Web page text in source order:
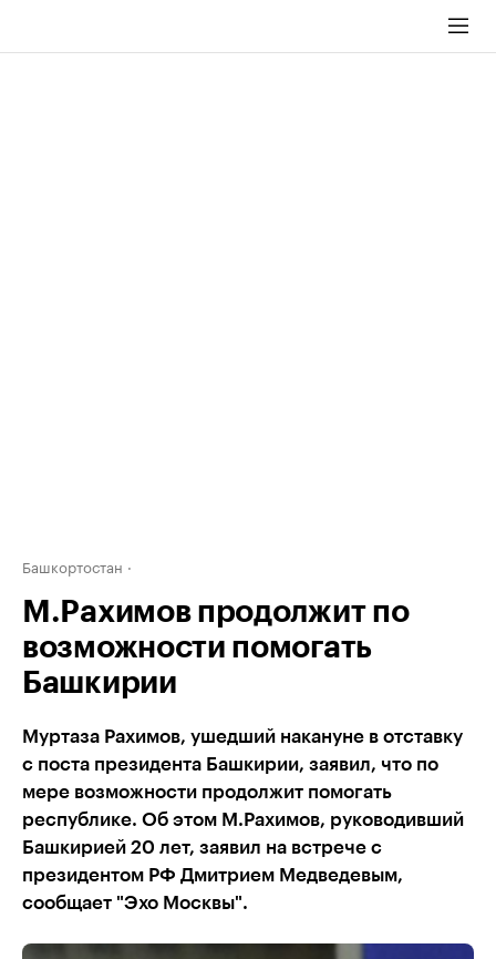
Башкортостан
М.Рахимов продолжит по
возможности помогать
Башкирии
Муртаза Рахимов, ушедший накануне в отставку
с поста президента Башкирии, заявил, что по
мере возможности продолжит помогать
республике. Об этом М.Рахимов, руководивший
Башкирией 20 лет, заявил на встрече с
президентом РФ Дмитрием Медведевым,
сообщает "Эхо Москвы".